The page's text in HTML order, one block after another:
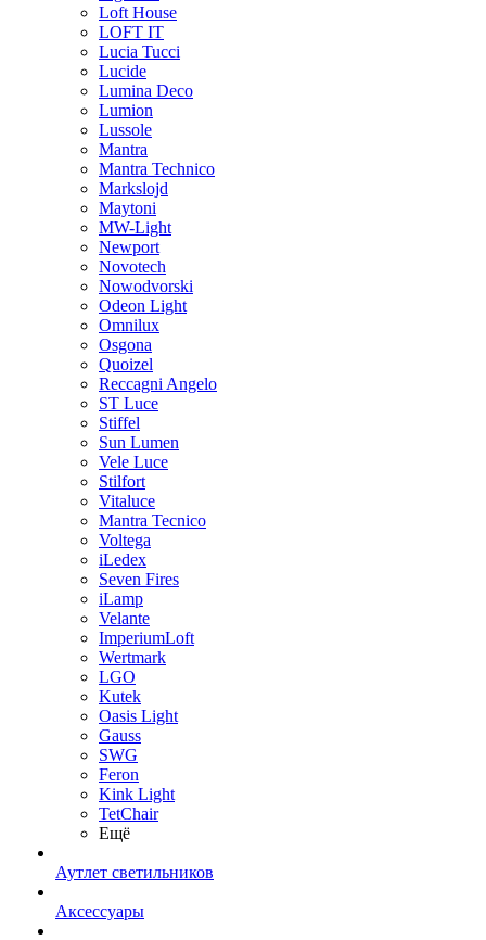
Loft House
LOFT IT
Lucia Tucci
Lucide
Lumina Deco
Lumion
Lussole
Mantra
Mantra Technico
Markslojd
Maytoni
MW-Light
Newport
Novotech
Nowodvorski
Odeon Light
Omnilux
Osgona
Quoizel
Reccagni Angelo
ST Luce
Stiffel
Sun Lumen
Vele Luce
Stilfort
Vitaluce
Mantra Tecnico
Voltega
iLedex
Seven Fires
iLamp
Velante
ImperiumLoft
Wertmark
LGO
Kutek
Oasis Light
Gauss
SWG
Feron
Kink Light
TetСhair
Ещё
Аутлет светильников
Аксессуары